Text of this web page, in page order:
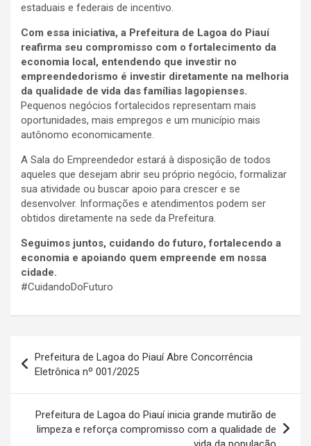
estaduais e federais de incentivo.
Com essa iniciativa, a Prefeitura de Lagoa do Piauí
reafirma seu compromisso com o fortalecimento da
economia local, entendendo que investir no
empreendedorismo é investir diretamente na melhoria
da qualidade de vida das famílias lagopienses.
Pequenos negócios fortalecidos representam mais
oportunidades, mais empregos e um município mais
autônomo economicamente.
A Sala do Empreendedor estará à disposição de todos
aqueles que desejam abrir seu próprio negócio, formalizar
sua atividade ou buscar apoio para crescer e se
desenvolver. Informações e atendimentos podem ser
obtidos diretamente na sede da Prefeitura.
Seguimos juntos, cuidando do futuro, fortalecendo a
economia e apoiando quem empreende em nossa
cidade.
#CuidandoDoFuturo
de
Post
Prefeitura de Lagoa do Piauí Abre Concorrência
Eletrônica nº 001/2025
Prefeitura de Lagoa do Piauí inicia grande mutirão de
limpeza e reforça compromisso com a qualidade de